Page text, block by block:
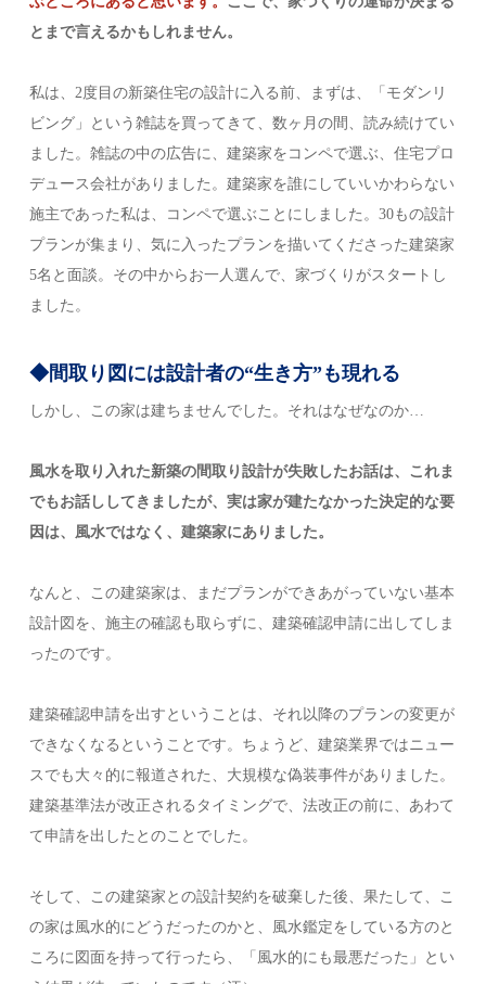
とまで言えるかもしれません。
私は、2度目の新築住宅の設計に入る前、まずは、「モダンリ
ビング」という雑誌を買ってきて、数ヶ月の間、読み続けてい
ました。雑誌の中の広告に、建築家をコンペで選ぶ、住宅プロ
デュース会社がありました。建築家を誰にしていいかわらない
施主であった私は、コンペで選ぶことにしました。30もの設計
プランが集まり、気に入ったプランを描いてくださった建築家
5名と面談。その中からお一人選んで、家づくりがスタートし
ました。
◆間取り図には設計者の“生き方”も現れる
しかし、この家は建ちませんでした。それはなぜなのか…
風水を取り入れた新築の間取り設計が失敗したお話は、これま
でもお話ししてきましたが、実は家が建たなかった決定的な要
因は、風水ではなく、建築家にありました。
なんと、この建築家は、まだプランができあがっていない基本
設計図を、施主の確認も取らずに、建築確認申請に出してしま
ったのです。
建築確認申請を出すということは、それ以降のプランの変更が
できなくなるということです。ちょうど、建築業界ではニュー
スでも大々的に報道された、大規模な偽装事件がありました。
建築基準法が改正されるタイミングで、法改正の前に、あわて
て申請を出したとのことでした。
そして、この建築家との設計契約を破棄した後、果たして、こ
の家は風水的にどうだったのかと、風水鑑定をしている方のと
ころに図面を持って行ったら、「風水的にも最悪だった」とい